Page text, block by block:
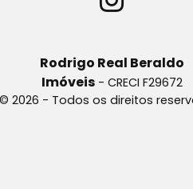
Rodrigo Real Beraldo
Imóveis- CRECI F29672
© 2026 - Todos os direitos